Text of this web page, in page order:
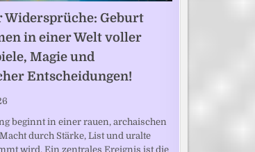
Widersprüche: Geburt
in einer Welt voller
Magie und
Entscheidungen!
beginnt in einer rauen, archaischen
durch Stärke, List und uralte
wird. Ein zentrales Ereignis ist die